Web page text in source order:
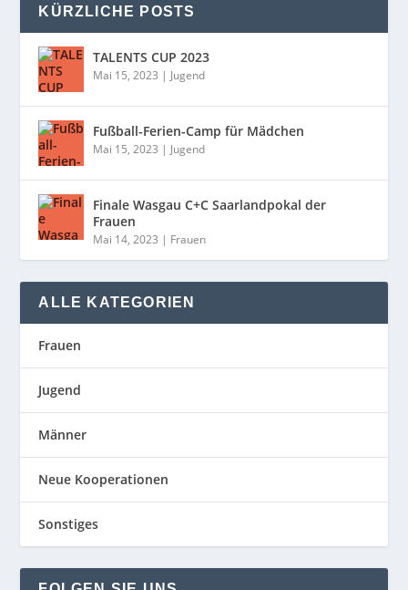
KÜRZLICHE POSTS
TALENTS CUP 2023
Mai 15, 2023 | Jugend
Fußball-Ferien-Camp für Mädchen
Mai 15, 2023 | Jugend
Finale Wasgau C+C Saarlandpokal der
Frauen
Mai 14, 2023 | Frauen
ALLE KATEGORIEN
Frauen
Jugend
Männer
Neue Kooperationen
Sonstiges